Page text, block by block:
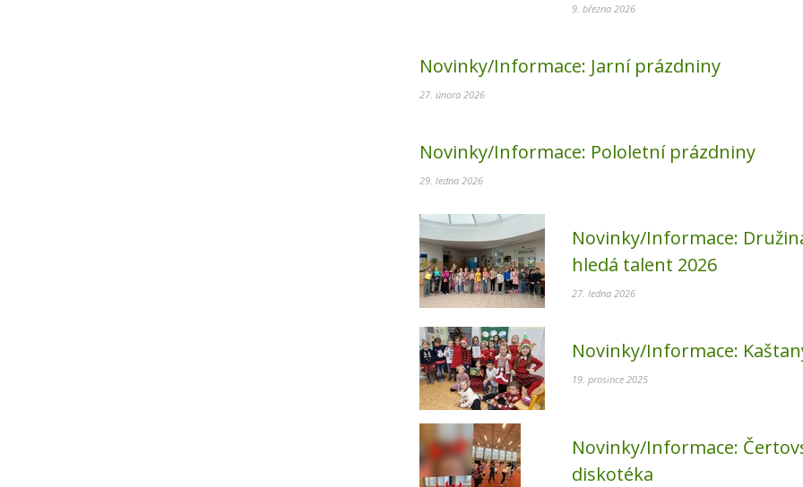
9. března 2026
Novinky/Informace: Jarní prázdniny
27. února 2026
Novinky/Informace: Pololetní prázdniny
29. ledna 2026
Novinky/Informace:
hledá talent 2026
27. ledna 2026
Novinky/Informace:
19. prosince 2025
Novinky/Informace:
diskotéka